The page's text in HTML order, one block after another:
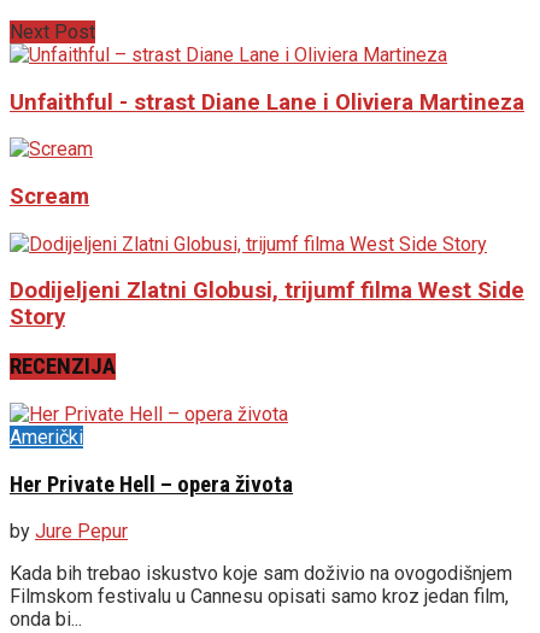
Next Post
Unfaithful - strast Diane Lane i Oliviera Martineza
Scream
Dodijeljeni Zlatni Globusi, trijumf filma West Side
Story
RECENZIJA
Američki
Her Private Hell – opera života
by Jure Pepur
Kada bih trebao iskustvo koje sam doživio na ovogodišnjem
Filmskom festivalu u Cannesu opisati samo kroz jedan film,
onda bi...